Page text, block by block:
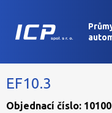
EF10.3
Objednací číslo: